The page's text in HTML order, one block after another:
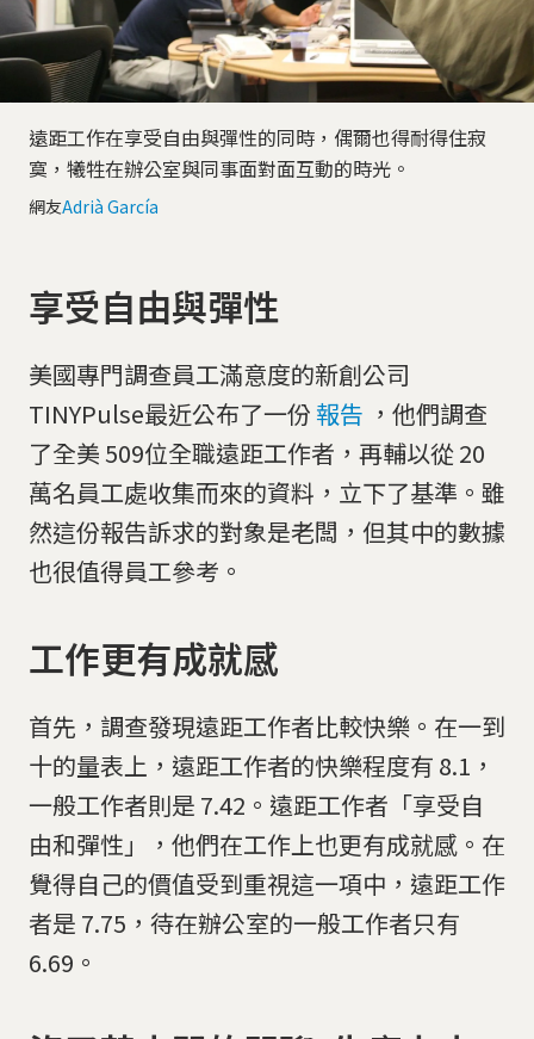
遠距工作在享受自由與彈性的同時，偶爾也得耐得住寂
寞，犧牲在辦公室與同事面對面互動的時光。
網友Adrià García
享受自由與彈性
美國專門調查員工滿意度的新創公司
TINYPulse最近公布了一份 報告 ，他們調查
了全美 509位全職遠距工作者，再輔以從 20
萬名員工處收集而來的資料，立下了基準。雖
然這份報告訴求的對象是老闆，但其中的數據
也很值得員工參考。
工作更有成就感
首先，調查發現遠距工作者比較快樂。在一到
十的量表上，遠距工作者的快樂程度有 8.1，
一般工作者則是 7.42。遠距工作者「享受自
由和彈性」，他們在工作上也更有成就感。在
覺得自己的價值受到重視這一項中，遠距工作
者是 7.75，待在辦公室的一般工作者只有
6.69。